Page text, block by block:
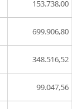
153.738,00
699.906,80
348.516,52
99.047,56